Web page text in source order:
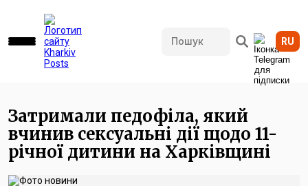
RU
429 переглядів • 18.07.2025 13:20
Затримали педофіла, який
вчинив сексуальні дії щодо 11-
річної дитини на Харківщині